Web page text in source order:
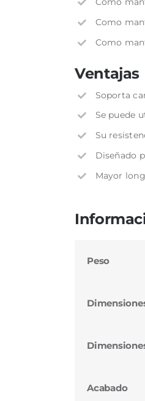
Como
Como
Ventajas
Soporta
Se puede
Su
Diseñado
Mayor
Peso
Acabado